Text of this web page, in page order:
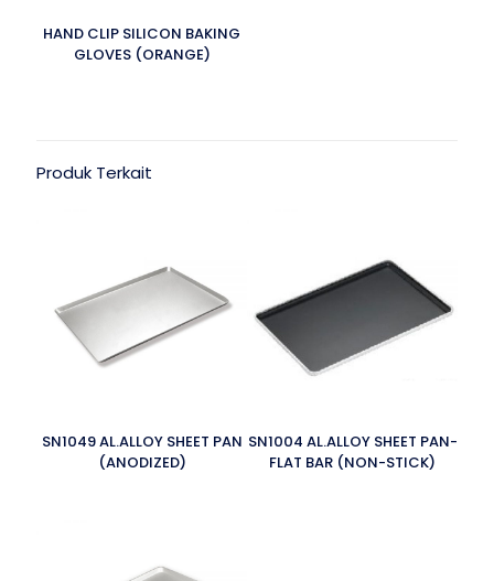
HAND CLIP SILICON BAKING
GLOVES (ORANGE)
Produk Terkait
SN1049 AL.ALLOY SHEET PAN
(ANODIZED)
SN1004 AL.ALLOY SHEET PAN-
FLAT BAR (NON-STICK)